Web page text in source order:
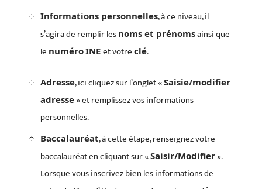
Informations personnelles, à ce niveau, il
s’agira de remplir les noms et prénomsainsi que
le numéroINE et votre clé.
Adresse, ici cliquez sur l’onglet «Saisie/modifier
adresse » et remplissez vos informations
personnelles.
Baccalauréat, à cette étape, renseignez votre
baccalauréat en cliquant sur «Saisir/Modifier ».
Lorsque vous inscrivez bien les informations de